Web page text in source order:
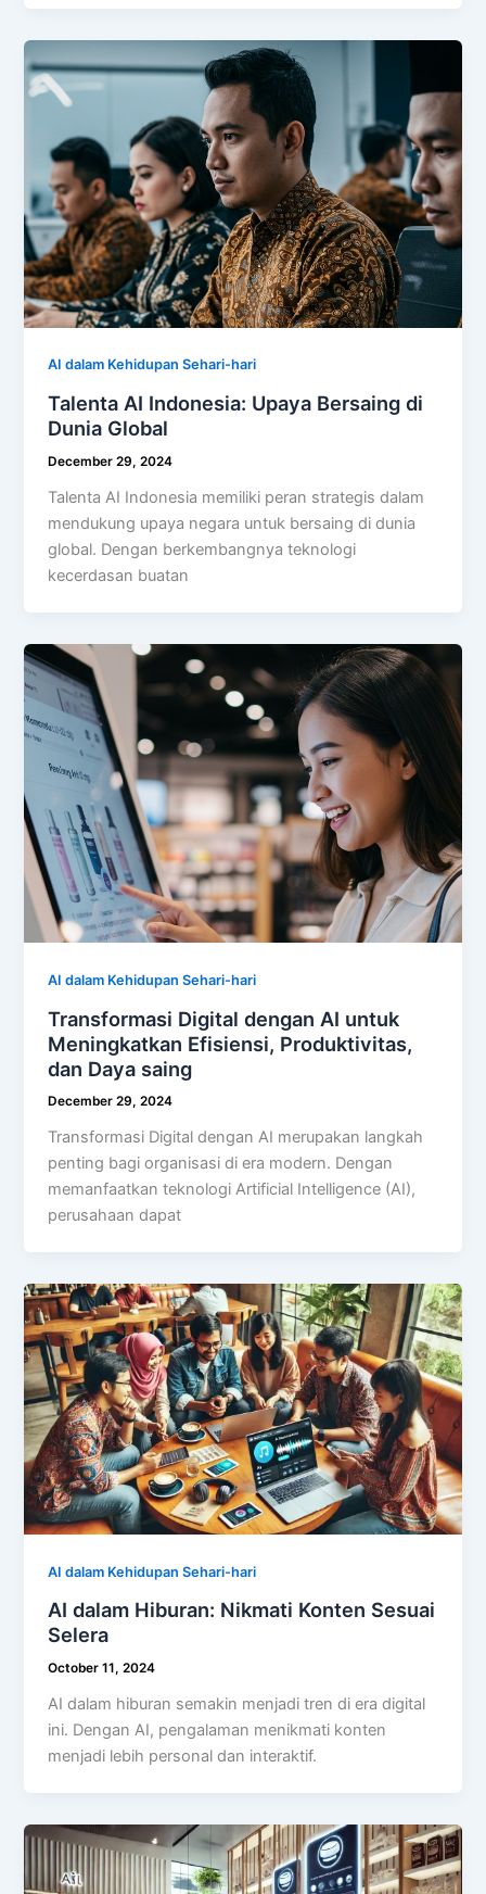
AI dalam Kehidupan Sehari-hari
Talenta AI Indonesia: Upaya Bersaing di
Dunia Global
December 29, 2024
Talenta AI Indonesia memiliki peran strategis dalam
mendukung upaya negara untuk bersaing di dunia
global. Dengan berkembangnya teknologi
kecerdasan buatan
AI dalam Kehidupan Sehari-hari
Transformasi Digital dengan AI untuk
Meningkatkan Efisiensi, Produktivitas,
dan Daya saing
December 29, 2024
Transformasi Digital dengan AI merupakan langkah
penting bagi organisasi di era modern. Dengan
memanfaatkan teknologi Artificial Intelligence (AI),
perusahaan dapat
AI dalam Kehidupan Sehari-hari
AI dalam Hiburan: Nikmati Konten Sesuai
Selera
October 11, 2024
AI dalam hiburan semakin menjadi tren di era digital
ini. Dengan AI, pengalaman menikmati konten
menjadi lebih personal dan interaktif.